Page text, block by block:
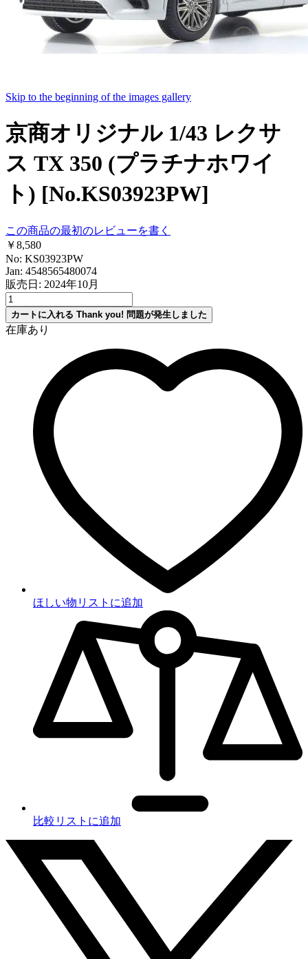
Skip to the beginning of the images gallery
京商オリジナル 1/43 レクサ
ス TX 350 (プラチナホワイ
ト) [No.KS03923PW]
この商品の最初のレビューを書く
￥8,580
No: KS03923PW
Jan: 4548565480074
販売日: 2024年10月
カートに入れる Thank you! 問題が発生しました
在庫あり
ほしい物リストに追加
比較リストに追加